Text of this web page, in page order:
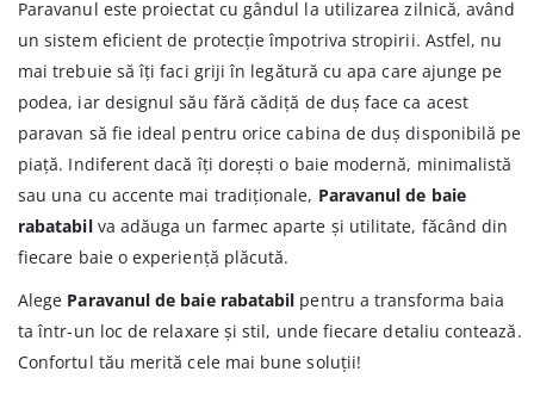
Paravanul este proiectat cu gândul la utilizarea zilnică, având
un sistem eficient de protecție împotriva stropirii. Astfel, nu
mai trebuie să îți faci griji în legătură cu apa care ajunge pe
podea, iar designul său fără cădiță de duș face ca acest
paravan să fie ideal pentru orice cabina de duș disponibilă pe
piață. Indiferent dacă îți dorești o baie modernă, minimalistă
sau una cu accente mai tradiționale, Paravanul de baie
rabatabilva adăuga un farmec aparte și utilitate, făcând din
fiecare baie o experiență plăcută.
Alege Paravanul de baie rabatabil pentru a transforma baia
ta într-un loc de relaxare și stil, unde fiecare detaliu contează.
Confortul tău merită cele mai bune soluții!